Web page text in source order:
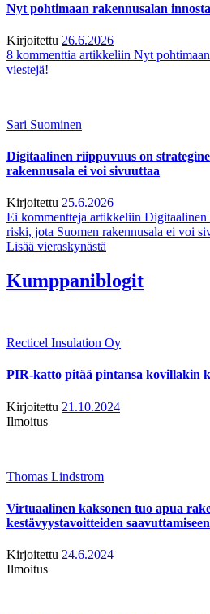
Nyt pohtimaan rakennusalan
Kirjoitettu 26.6.2026
8 kommenttia artikkeliin Nyt
viestejä!
Sari Suominen
Digitaalinen riippuvuus on
rakennusala ei voi sivuuttaa
Kirjoitettu 25.6.2026
Ei kommentteja artikkeliin Digitaalinen
riski, jota Suomen rakennusala ei voi
Lisää vieraskynästä
Kumppaniblogit
Recticel Insulation Oy
PIR-katto pitää pintansa kovillakin
Kirjoitettu 21.10.2024
Ilmoitus
Thomas Lindstrom
Virtuaalinen kaksonen tuo apua
kestävyystavoitteiden saavuttamiseen
Kirjoitettu 24.6.2024
Ilmoitus